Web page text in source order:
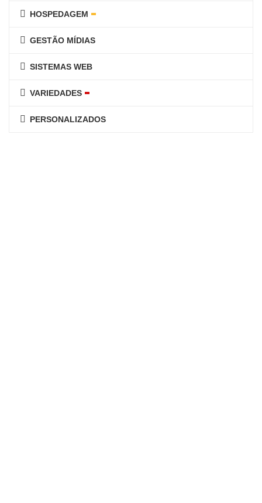
HOSPEDAGEM
GESTÃO MÍDIAS
SISTEMAS WEB
VARIEDADES
PERSONALIZADOS